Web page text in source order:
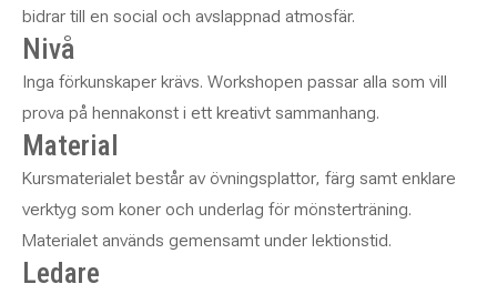
bidrar till en social och avslappnad atmosfär.
Nivå
Inga förkunskaper krävs. Workshopen passar alla som vill
prova på hennakonst i ett kreativt sammanhang.
Material
Kursmaterialet består av övningsplattor, färg samt enklare
verktyg som koner och underlag för mönsterträning.
Materialet används gemensamt under lektionstid.
Ledare